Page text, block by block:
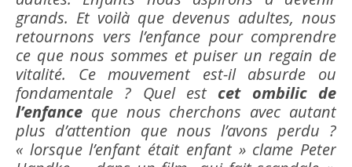
grands. Et voilà que devenus adultes, nous
retournons vers l’enfance pour comprendre
ce que nous sommes et puiser un regain de
vitalité. Ce mouvement est-il absurde ou
fondamentale ? Quel est cet ombilic de
l’enfance que nous cherchons avec autant
plus d’attention que nous l’avons perdu ?
« lorsque l’enfant était enfant » clame Peter